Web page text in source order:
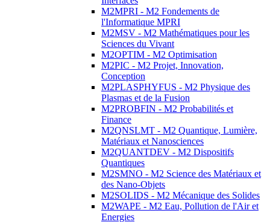
M2MPRI - M2 Fondements de
l'Informatique MPRI
M2MSV - M2 Mathématiques pour les
Sciences du Vivant
M2OPTIM - M2 Optimisation
M2PIC - M2 Projet, Innovation,
Conception
M2PLASPHYFUS - M2 Physique des
Plasmas et de la Fusion
M2PROBFIN - M2 Probabilités et
Finance
M2QNSLMT - M2 Quantique, Lumière,
Matériaux et Nanosciences
M2QUANTDEV - M2 Dispositifs
Quantiques
M2SMNO - M2 Science des Matériaux et
des Nano-Objets
M2SOLIDS - M2 Mécanique des Solides
M2WAPE - M2 Eau, Pollution de l'Air et
Energies